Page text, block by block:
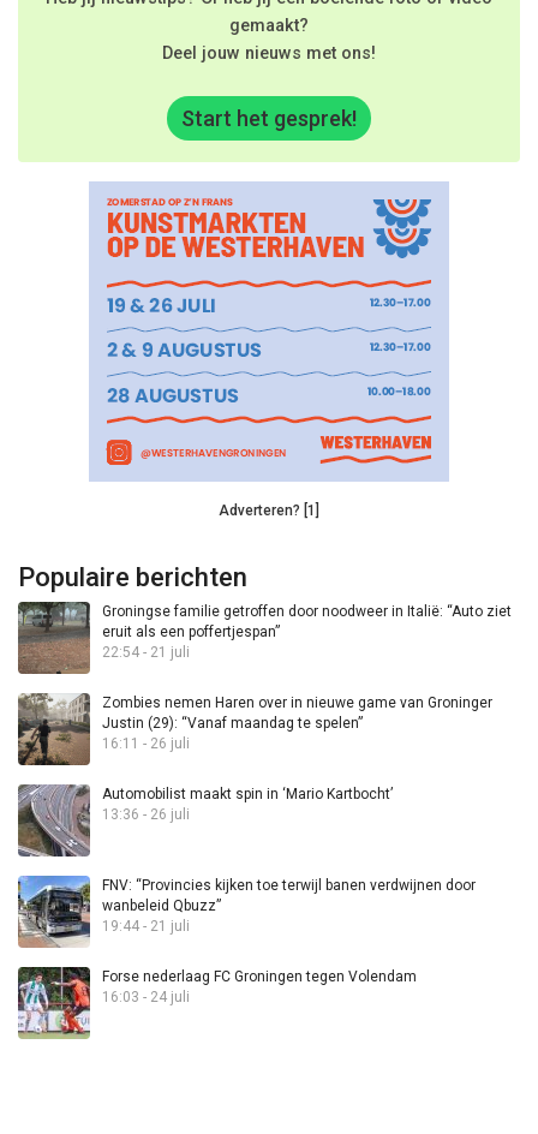
gemaakt?
Deel jouw nieuws met ons!
Start het gesprek!
Adverteren? [1]
Populaire berichten
Groningse familie getroffen door noodweer in Italië: “Auto ziet
eruit als een poffertjespan”
22:54 - 21 juli
Zombies nemen Haren over in nieuwe game van Groninger
Justin (29): “Vanaf maandag te spelen”
16:11 - 26 juli
Automobilist maakt spin in ‘Mario Kartbocht’
13:36 - 26 juli
FNV: “Provincies kijken toe terwijl banen verdwijnen door
wanbeleid Qbuzz”
19:44 - 21 juli
Forse nederlaag FC Groningen tegen Volendam
16:03 - 24 juli